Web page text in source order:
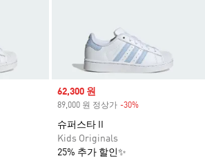
Sale price
62,300 원
89,000 원 정상가 -30%
슈퍼스타 II
Kids Originals
25% 추가 할인✨